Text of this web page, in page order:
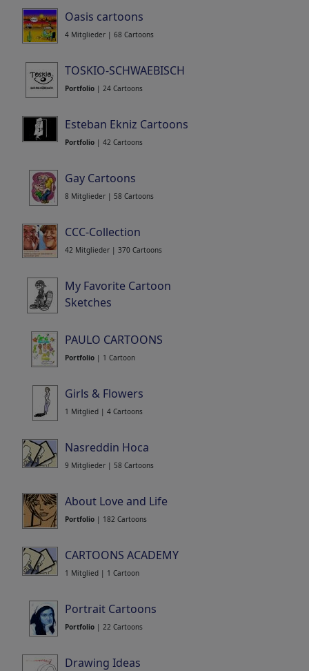
Oasis cartoons
4 Mitglieder | 68 Cartoons
TOSKIO-SCHWAEBISCH
Portfolio | 24 Cartoons
Esteban Ekniz Cartoons
Portfolio | 42 Cartoons
Gay Cartoons
8 Mitglieder | 58 Cartoons
CCC-Collection
42 Mitglieder | 370 Cartoons
My Favorite Cartoon
Sketches
PAULO CARTOONS
Portfolio | 1 Cartoon
Girls & Flowers
1 Mitglied | 4 Cartoons
Nasreddin Hoca
9 Mitglieder | 58 Cartoons
About Love and Life
Portfolio | 182 Cartoons
CARTOONS ACADEMY
1 Mitglied | 1 Cartoon
Portrait Cartoons
Portfolio | 22 Cartoons
Drawing Ideas